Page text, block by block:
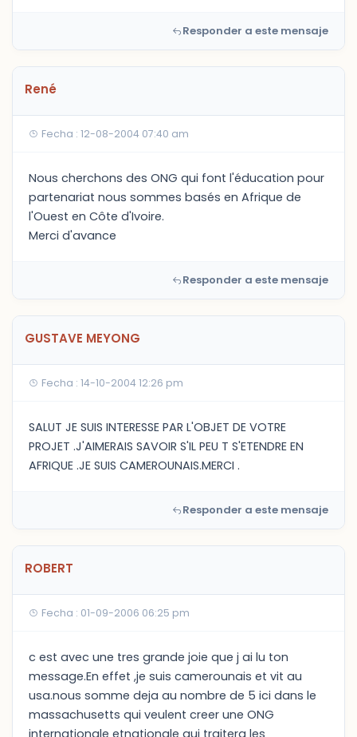
Responder a este mensaje
René
Fecha : 12-08-2004 07:40 am
Nous cherchons des ONG qui font l'éducation pour
partenariat nous sommes basés en Afrique de
l'Ouest en Côte d'Ivoire.
Merci d'avance
Responder a este mensaje
GUSTAVE MEYONG
Fecha : 14-10-2004 12:26 pm
SALUT JE SUIS INTERESSE PAR L'OBJET DE VOTRE
PROJET .J'AIMERAIS SAVOIR S'IL PEU T S'ETENDRE EN
AFRIQUE .JE SUIS CAMEROUNAIS.MERCI .
Responder a este mensaje
ROBERT
Fecha : 01-09-2006 06:25 pm
c est avec une tres grande joie que j ai lu ton
message.En effet ,je suis camerounais et vit au
usa.nous somme deja au nombre de 5 ici dans le
massachusetts qui veulent creer une ONG
internationale etnationale qui traitera les